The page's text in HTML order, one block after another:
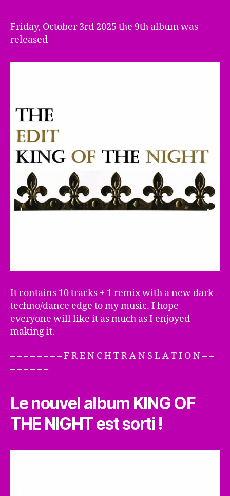
KING
Friday, October 3rd 2025 the 9th album was
released
It contains 10 tracks + 1 remix with a new dark
techno/dance edge to my music. I hope
everyone will like it as much as I enjoyed
making it.
– – – – – – – – F R E N C H T R A N S L A T I O N – –
– – – – – –
Le nouvel album KING OF
THE NIGHT est sorti !